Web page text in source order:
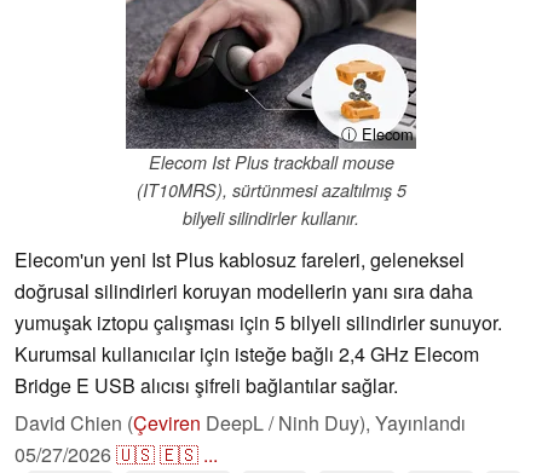
ⓘ Elecom
Elecom Ist Plus trackball mouse
(IT10MRS), sürtünmesi azaltılmış 5
bilyeli silindirler kullanır.
Elecom'un yeni Ist Plus kablosuz fareleri, geleneksel
doğrusal silindirleri koruyan modellerin yanı sıra daha
yumuşak iztopu çalışması için 5 bilyeli silindirler sunuyor.
Kurumsal kullanıcılar için isteğe bağlı 2,4 GHz Elecom
Bridge E USB alıcısı şifreli bağlantılar sağlar.
David Chien (Çeviren DeepL / Ninh Duy), Yayınlandı
05/27/2026🇺🇸🇪🇸 ...